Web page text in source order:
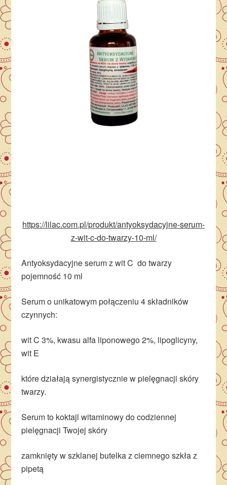
https://lilac.com.pl/produkt/antyoksydacyjne-serum-
z-wit-c-do-twarzy-10-ml/
Antyoksydacyjne serum z wit C do twarzy
pojemność 10 ml
Serum o unikatowym połączeniu 4 składników
czynnych:
wit C 3%, kwasu alfa liponowego 2%, lipoglicyny,
wit E
które działają synergistycznie w pielęgnacji skóry
twarzy.
Serum to koktajl witaminowy do codziennej
pielęgnacji Twojej skóry
zamknięty w szklanej butelka z ciemnego szkła z
pipetą